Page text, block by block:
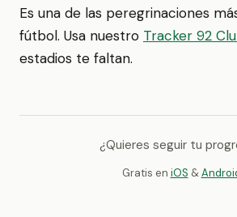
Es una de las peregrinaciones
fútbol. Usa nuestro Tracker 92
estadios te faltan.
¿Quieres seguir tu
Gratis en iOS &